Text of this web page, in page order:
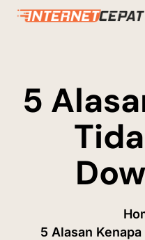
5
5 Alasan